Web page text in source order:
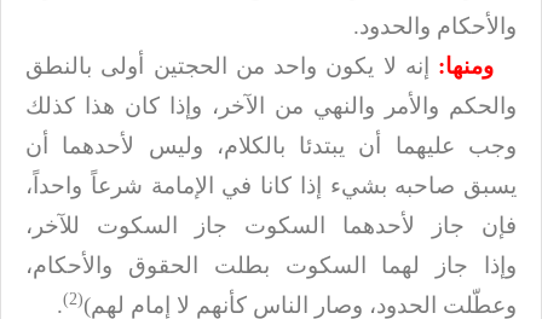
والأحكام والحدود.
ومنها: إنه لا يكون واحد من الحجتين أولى بالنطق
والحكم والأمر والنهي من الآخر، وإذا كان هذا كذلك
وجب عليهما أن يبتدئا بالكلام، وليس لأحدهما أن
يسبق صاحبه بشيء إذا كانا في الإمامة شرعاً واحداً،
فإن جاز لأحدهما السكوت جاز السكوت للآخر،
وإذا
جاز لهما السكوت بطلت الحقوق والأحكام،
وعطّلت الحدود، وصار الناس كأنهم لا إمام لهم)(2)
.